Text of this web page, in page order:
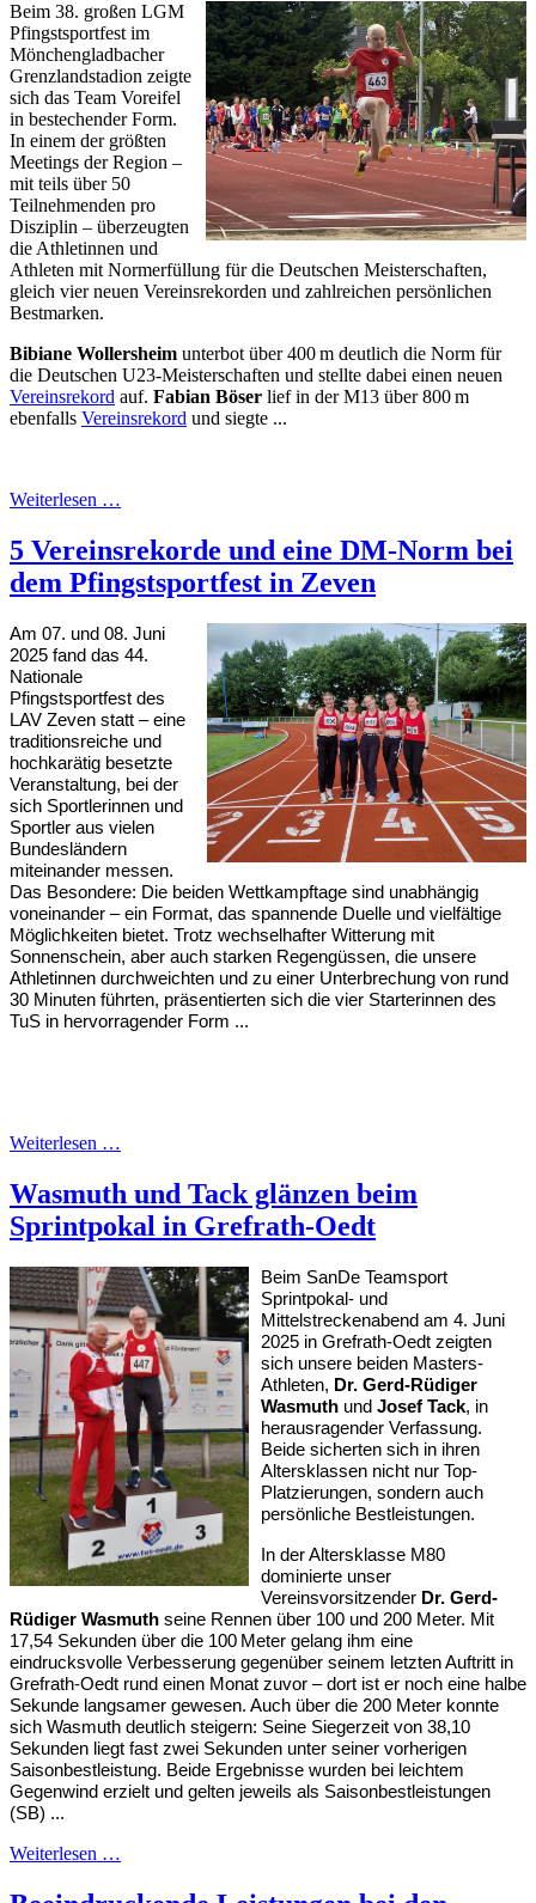
Beim 38. großen LGM
Pfingstsportfest im
Mönchengladbacher
Grenzlandstadion zeigte
sich das Team Voreifel
in bestechender Form.
In einem der größten
Meetings der Region –
mit teils über 50
Teilnehmenden pro
Disziplin – überzeugten
die Athletinnen und
Athleten mit Normerfüllung für die Deutschen Meisterschaften,
gleich vier neuen Vereinsrekorden und zahlreichen persönlichen
Bestmarken.
Bibiane Wollersheim unterbot über 400 m deutlich die Norm für
die Deutschen U23-Meisterschaften und stellte dabei einen neuen
Vereinsrekord auf. Fabian Böser lief in der M13 über 800 m
ebenfalls Vereinsrekord und siegte ...
Weiterlesen …
5 Vereinsrekorde und eine DM-Norm bei
dem Pfingstsportfest in Zeven
Am 07. und 08. Juni
2025 fand das 44.
Nationale
Pfingstsportfest des
LAV Zeven statt – eine
traditionsreiche und
hochkarätig besetzte
Veranstaltung, bei der
sich Sportlerinnen und
Sportler aus vielen
Bundesländern
miteinander messen.
Das Besondere: Die beiden Wettkampftage sind unabhängig
voneinander – ein Format, das spannende Duelle und vielfältige
Möglichkeiten bietet. Trotz wechselhafter Witterung mit
Sonnenschein, aber auch starken Regengüssen, die unsere
Athletinnen durchweichten und zu einer Unterbrechung von rund
30 Minuten führten, präsentierten sich die vier Starterinnen des
TuS in hervorragender Form ...
Weiterlesen …
Wasmuth und Tack glänzen beim
Sprintpokal in Grefrath-Oedt
Beim SanDe Teamsport
Sprintpokal- und
Mittelstreckenabend am 4. Juni
2025 in Grefrath-Oedt zeigten
sich unsere beiden Masters-
Athleten, Dr. Gerd-Rüdiger
Wasmuth und Josef Tack, in
herausragender Verfassung.
Beide sicherten sich in ihren
Altersklassen nicht nur Top-
Platzierungen, sondern auch
persönliche Bestleistungen.
In der Altersklasse M80
dominierte unser
Vereinsvorsitzender Dr. Gerd-
Rüdiger Wasmuth seine Rennen über 100 und 200 Meter. Mit
17,54 Sekunden über die 100 Meter gelang ihm eine
eindrucksvolle Verbesserung gegenüber seinem letzten Auftritt in
Grefrath-Oedt rund einen Monat zuvor – dort ist er noch eine halbe
Sekunde langsamer gewesen. Auch über die 200 Meter konnte
sich Wasmuth deutlich steigern: Seine Siegerzeit von 38,10
Sekunden liegt fast zwei Sekunden unter seiner vorherigen
Saisonbestleistung. Beide Ergebnisse wurden bei leichtem
Gegenwind erzielt und gelten jeweils als Saisonbestleistungen
(SB) ...
Weiterlesen …